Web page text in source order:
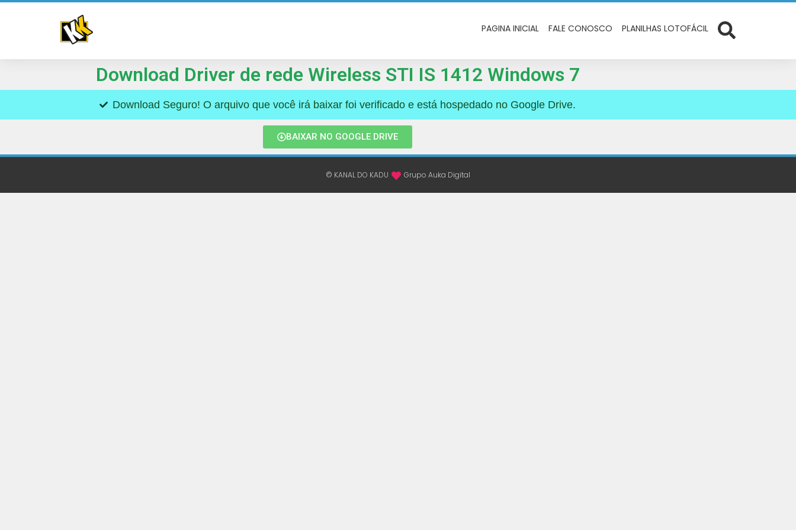
PAGINA INICIAL FALE CONOSCO PLANILHAS LOTOFÁCIL
Download Driver de rede Wireless STI IS 1412 Windows 7
Download Seguro! O arquivo que você irá baixar foi verificado e está hospedado no Google Drive.
BAIXAR NO GOOGLE DRIVE
© KANAL DO KADU Grupo Auka Digital